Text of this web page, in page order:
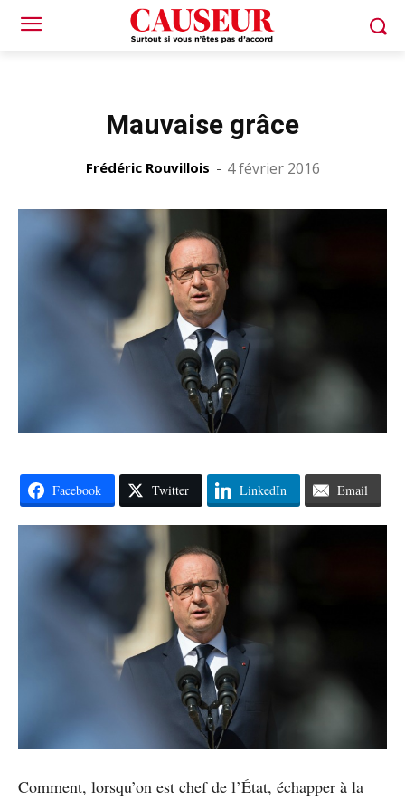
Mauvaise grâce
Frédéric Rouvillois - 4 février 2016
Facebook Twitter LinkedIn Email
Comment, lorsqu’on est chef de l’État, échapper à la